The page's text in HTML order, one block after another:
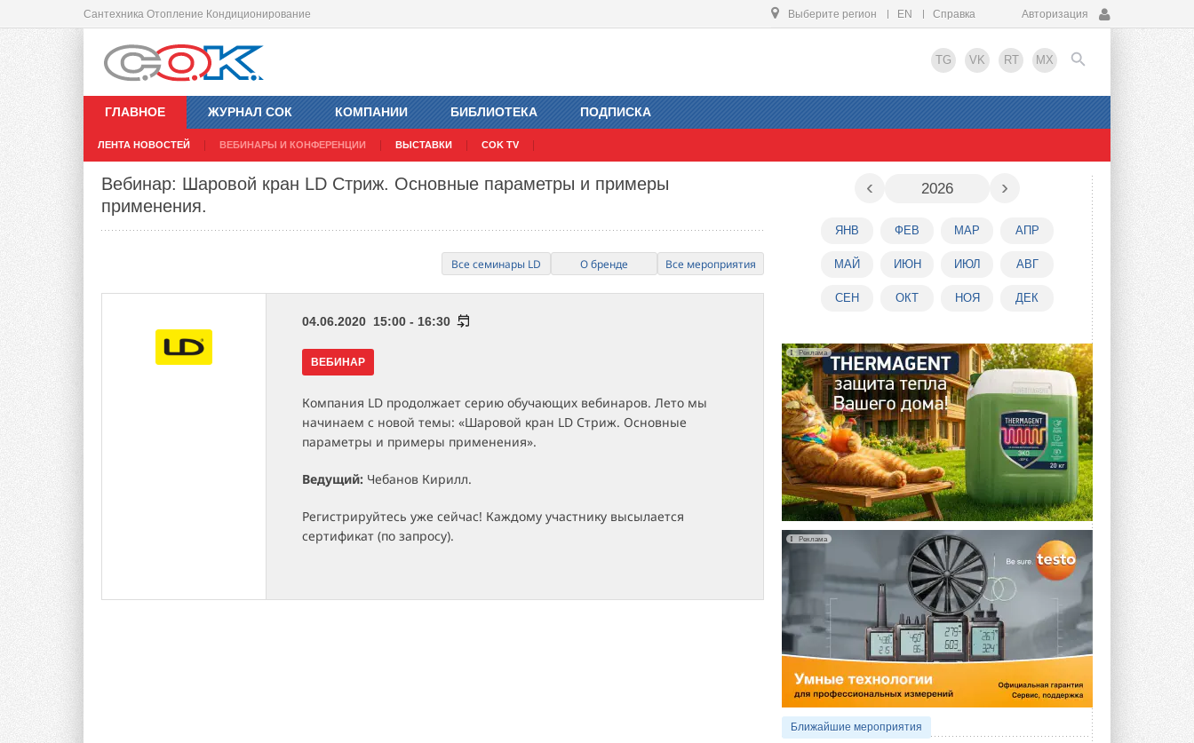
Сантехника Отопление Кондиционирование Выберите регион EN Справка Авторизация
TG VK RT MX
ГЛАВНОЕ
ЛЕНТА НОВОСТЕЙ ВЕБИНАРЫ И КОНФЕРЕНЦИИ ВЫСТАВКИ COK TV
ЖУРНАЛ СОК КОМПАНИИ БИБЛИОТЕКА ПОДПИСКА
EN
Вебинар: Шаровой кран LD Стриж. Основные параметры и примеры
применения.
Все семинары LD О бренде Все мероприятия
04.06.2020 15:00 - 16:30
ВЕБИНАР
Компания LD продолжает серию обучающих вебинаров. Лето мы
начинаем с новой темы: «Шаровой кран LD Стриж. Основные
параметры и примеры применения».
Ведущий: Чебанов Кирилл.
Регистрируйтесь уже сейчас! Каждому участнику высылается
сертификат (по запросу).
‹ 2026 ›
ЯНВ ФЕВ МАР АПР
МАЙ ИЮН ИЮЛ АВГ
СЕН ОКТ НОЯ ДЕК
Реклама
Реклама
Ближайшие мероприятия